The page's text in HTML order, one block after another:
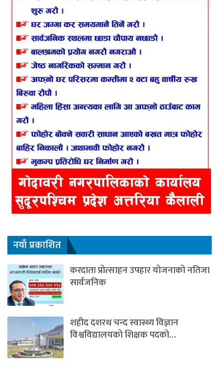
नयाँ प्रकाशित
करदाता प्रोत्साहन उपहार योजनाको नतिजा
सार्वजनिक
शहीद दशरथ चन्द स्वास्थ्य विज्ञान
विश्वविद्यालयको शिक्षक पदको…